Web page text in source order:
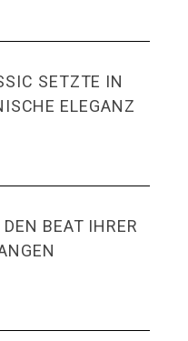
SETZTE IN
ELEGANZ
BEAT IHRER